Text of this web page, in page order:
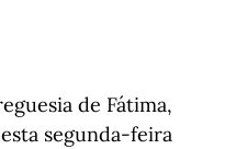
de Fátima,
segunda-feira